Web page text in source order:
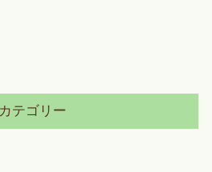
カテゴリー